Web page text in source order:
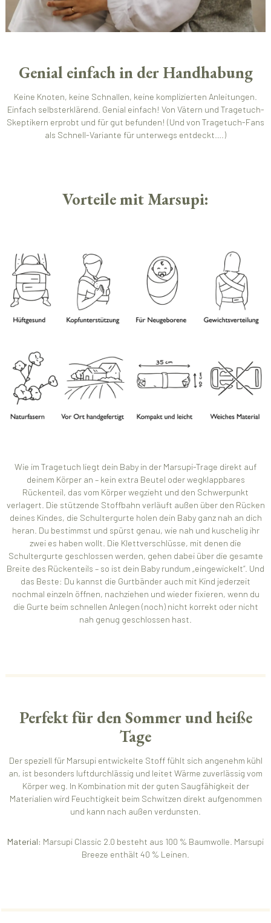
Genial einfach in der Handhabung
Keine Knoten, keine Schnallen, keine komplizierten Anleitungen.
Einfach selbsterklärend. Genial einfach! Von Vätern und Tragetuch-
Skeptikern erprobt und für gut befunden! (Und von Tragetuch-Fans
als Schnell-Variante für unterwegs entdeckt….)
Vorteile mit Marsupi:
Wie im Tragetuch liegt dein Baby in der Marsupi-Trage direkt auf
deinem Körper an – kein extra Beutel oder wegklappbares
Rückenteil, das vom Körper wegzieht und den Schwerpunkt
verlagert. Die stützende Stoffbahn verläuft außen über den Rücken
deines Kindes, die Schultergurte holen dein Baby ganz nah an dich
heran. Du bestimmst und spürst genau, wie nah und kuschelig ihr
zwei es haben wollt. Die Klettverschlüsse, mit denen die
Schultergurte geschlossen werden, gehen dabei über die gesamte
Breite des Rückenteils – so ist dein Baby rundum „eingewickelt“. Und
das Beste: Du kannst die Gurtbänder auch mit Kind jederzeit
nochmal einzeln öffnen, nachziehen und wieder fixieren, wenn du
die Gurte beim schnellen Anlegen (noch) nicht korrekt oder nicht
nah genug geschlossen hast.
Perfekt für den Sommer und heiße
Tage
Der speziell für Marsupi entwickelte Stoff fühlt sich angenehm kühl
an, ist besonders luftdurchlässig und leitet Wärme zuverlässig vom
Körper weg. In Kombination mit der guten Saugfähigkeit der
Materialien wird Feuchtigkeit beim Schwitzen direkt aufgenommen
und kann nach außen verdunsten.
Material: Marsupi Classic 2.0 besteht aus 100 % Baumwolle. Marsupi
Breeze enthält 40 % Leinen.